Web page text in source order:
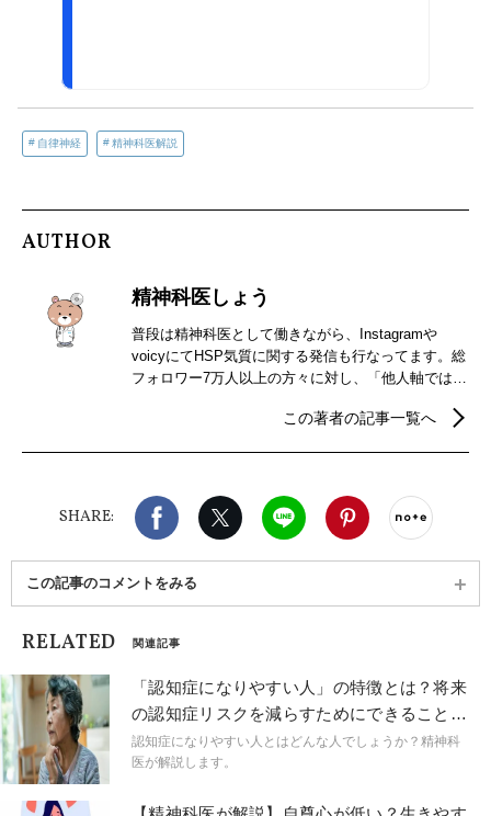
自律神経 精神科医解説
AUTHOR
精神科医しょう
普段は精神科医として働きながら、Instagramや
voicyにてHSP気質に関する発信も行なってます。総
フォロワー7万人以上の方々に対し、「他人軸ではな
自分軸になりたい方は是非、私の発信をのぞいてみ
この著者の記事一覧へ
SHARE:
Facebook X（旧twitter）
LINE Pinterest
この記事のコメントをみる
RELATED 関連記事
「認知症になりやすい人」の特徴とは？将来
の認知症リスクを減らすためにできること｜
精神科医が解説
認知症になりやすい人とはどんな人でしょうか？精神科
医が解説します。